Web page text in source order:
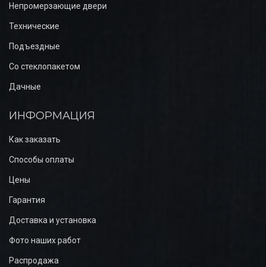
Непромерзающие двери
Технические
Подъездные
Со стеклопакетом
Дачные
ИНФОРМАЦИЯ
Как заказать
Способы оплаты
Цены
Гарантия
Доставка и установка
Фото наших работ
Распродажа